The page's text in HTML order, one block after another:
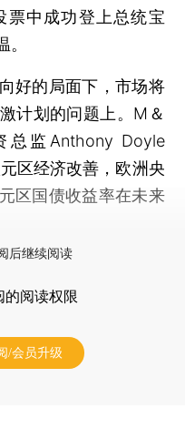
票中成功登上总统宝
的局面下，市场将
计划的问题上。M＆
总监Anthony Doyle
区经济改善，欧洲央
区国债收益率在未来
后继续阅读
的阅读权限
/会员升级